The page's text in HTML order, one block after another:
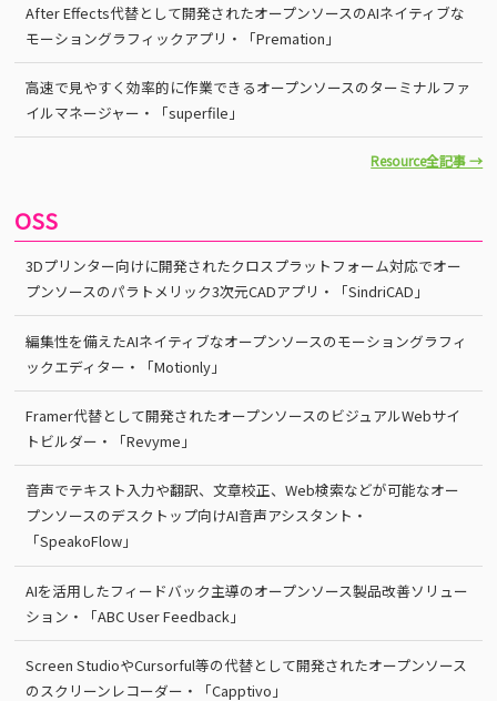
After Effects代替として開発されたオープンソースのAIネイティブな
モーショングラフィックアプリ・「Premation」
高速で見やすく効率的に作業できるオープンソースのターミナルファ
イルマネージャー・「superfile」
Resource全記事 →
OSS
3Dプリンター向けに開発されたクロスプラットフォーム対応でオー
プンソースのパラトメリック3次元CADアプリ・「SindriCAD」
編集性を備えたAIネイティブなオープンソースのモーショングラフィ
ックエディター・「Motionly」
Framer代替として開発されたオープンソースのビジュアルWebサイ
トビルダー・「Revyme」
音声でテキスト入力や翻訳、文章校正、Web検索などが可能なオー
プンソースのデスクトップ向けAI音声アシスタント・
「SpeakoFlow」
AIを活用したフィードバック主導のオープンソース製品改善ソリュー
ション・「ABC User Feedback」
Screen StudioやCursorful等の代替として開発されたオープンソース
のスクリーンレコーダー・「Capptivo」